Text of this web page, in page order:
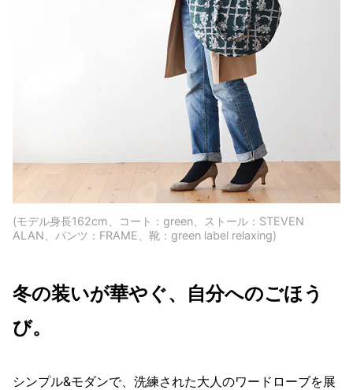
(モデル身長162cm、コート：green、ストール：STEVEN
ALAN、パンツ：FRAME、靴：green label relaxing)
冬の装いが華やぐ、自分へのごほう
び。
シンプル&モダンで、洗練された大人のワードローブを展